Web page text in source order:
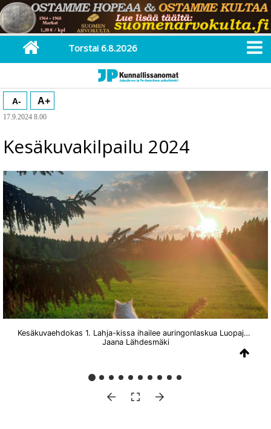
Torstai 6.8.2026
A- A+
17.9.2024 8.00
Kesäkuvakilpailu 2024
Kesäkuvaehdokas 1. Lahja-kissa ihailee auringonlaskua Luopajärvellä.
Jaana Lähdesmäki